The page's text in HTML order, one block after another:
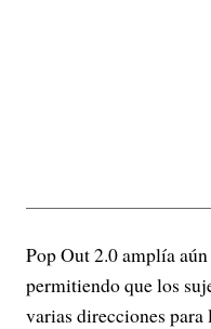
Pop Out 2.0 amplía
permitiendo que los
varias direcciones para